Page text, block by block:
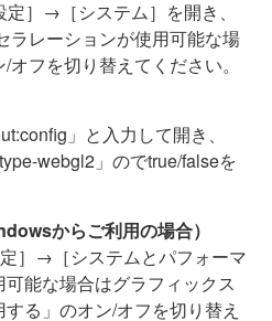
］→［システム］を開き、
ラレーションが使用可能な場
フを切り替えてください。
」と入力して開き、
webgl2」のでtrue/falseを
からご利用の場合）
］→［システムとパフォーマ
能な場合はグラフィックス
る」のオン/オフを切り替え